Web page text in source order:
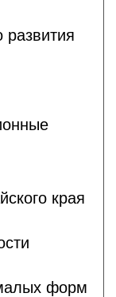
развития
края
форм